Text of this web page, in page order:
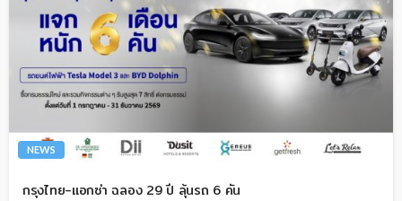
NEWS
กรุงไทย-แอกซ่า ฉลอง 29 ปี ลุ้นรถ 6 คัน